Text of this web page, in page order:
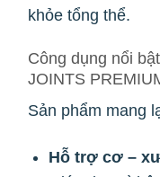
khỏe tổng thể.
Công dụng nổi
JOINTS
Sản phẩm mang
Hỗ trợ cơ –